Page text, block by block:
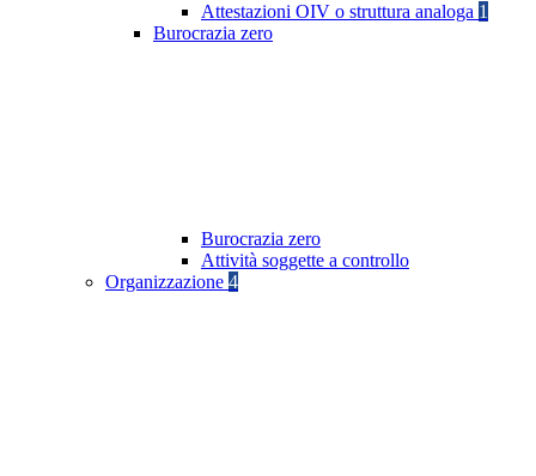
Attestazioni OIV o struttura analoga 1
Burocrazia zero
Burocrazia zero
Attività soggette a controllo
Organizzazione 4